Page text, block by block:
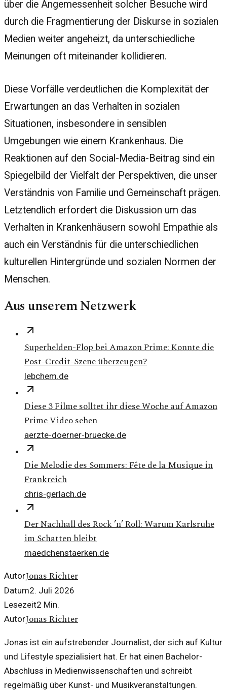
über die Angemessenheit solcher Besuche wird
durch die Fragmentierung der Diskurse in sozialen
Medien weiter angeheizt, da unterschiedliche
Meinungen oft miteinander kollidieren.
Diese Vorfälle verdeutlichen die Komplexität der
Erwartungen an das Verhalten in sozialen
Situationen, insbesondere in sensiblen
Umgebungen wie einem Krankenhaus. Die
Reaktionen auf den Social-Media-Beitrag sind ein
Spiegelbild der Vielfalt der Perspektiven, die unser
Verständnis von Familie und Gemeinschaft prägen.
Letztendlich erfordert die Diskussion um das
Verhalten in Krankenhäusern sowohl Empathie als
auch ein Verständnis für die unterschiedlichen
kulturellen Hintergründe und sozialen Normen der
Menschen.
Aus unserem Netzwerk
Superhelden-Flop bei Amazon Prime: Konnte die
Post-Credit-Szene überzeugen?
lebchem.de
Diese 3 Filme solltet ihr diese Woche auf Amazon
Prime Video sehen
aerzte-doerner-bruecke.de
Die Melodie des Sommers: Fête de la Musique in
Frankreich
chris-gerlach.de
Der Nachhall des Rock ’n’ Roll: Warum Karlsruhe
im Schatten bleibt
maedchenstaerken.de
AutorJonas Richter
Datum2. Juli 2026
Lesezeit2 Min.
AutorJonas Richter
Jonas ist ein aufstrebender Journalist, der sich auf Kultur
und Lifestyle spezialisiert hat. Er hat einen Bachelor-
Abschluss in Medienwissenschaften und schreibt
regelmäßig über Kunst- und Musikveranstaltungen.